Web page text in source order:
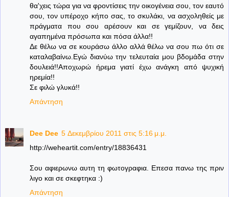
θα'χεις τώρα για να φροντίσεις την οικογένεια σου, τον εαυτό
σου, τον υπέροχο κήπο σας, το σκυλάκι, να ασχοληθείς με
πράγματα που σου αρέσουν και σε γεμίζουν, να δεις
αγαπημένα πρόσωπα και πόσα άλλα!!
Δε θέλω να σε κουράσω άλλο αλλά θέλω να σου πω ότι σε
καταλαβαίνω.Εγώ διανύω την τελευταία μου βδομάδα στην
δουλειά!!Αποχωρώ ήρεμα γιατί έχω ανάγκη από ψυχική
ηρεμία!!
Σε φιλώ γλυκά!!
Απάντηση
Dee Dee 5 Δεκεμβρίου 2011 στις 5:16 μ.μ.
http://weheartit.com/entry/18836431
Σου αφιερωνω αυτη τη φωτογραφια. Επεσα πανω της πριν
λιγο και σε σκεφτηκα :)
Απάντηση